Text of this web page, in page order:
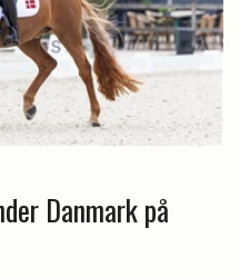
Danmark på